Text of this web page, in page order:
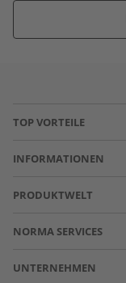
TOP VORTEILE
INFORMATIONEN
PRODUKTWELT
NORMA SERVICES
UNTERNEHMEN